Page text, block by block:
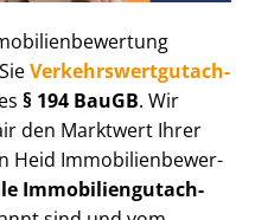
Ver­kehrs­wert­gut­ach­
§ 194 BauGB. Wir
den Marktwert Ihrer
Heid Im­mo­bi­li­en­be­wer­
Im­mo­bi­li­en­gut­ach­